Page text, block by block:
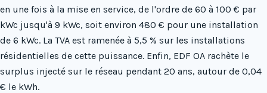
en une fois à la mise en service, de l'ordre de 60 à 100 € par
kWc jusqu'à 9 kWc, soit environ 480 € pour une installation
de 6 kWc. La TVA est ramenée à 5,5 % sur les installations
résidentielles de cette puissance. Enfin, EDF OA rachète le
surplus injecté sur le réseau pendant 20 ans, autour de 0,04
€ le kWh.